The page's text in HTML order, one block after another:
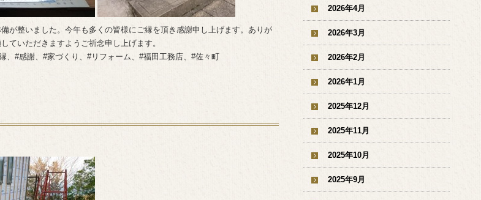
が整いました。今年も多くの皆様にご縁を頂き感謝申し上げます。ありが
ていただきますようご祈念申し上げます。
、#感謝、#家づくり、#リフォーム、#福田工務店、#佐々町
2026年4月
2026年3月
2026年2月
2026年1月
2025年12月
2025年11月
2025年10月
2025年9月